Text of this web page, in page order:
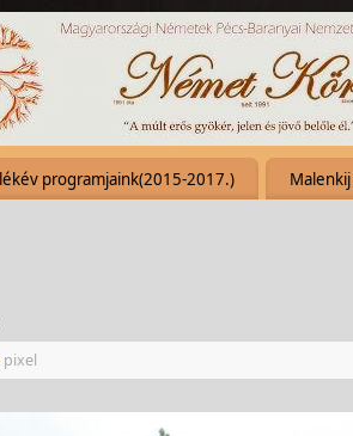
programjaink(2015-2017.)
pixel